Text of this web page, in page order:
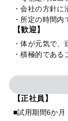
・会社の方針に
・所定の時間内
【歓迎】
・体が元気で
・積極的である
【正社員】
■試用期間6か月